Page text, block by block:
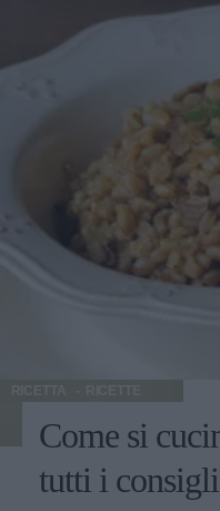
RICETTA
Come si
tutti i